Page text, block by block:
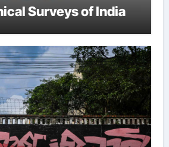
Surveys of India